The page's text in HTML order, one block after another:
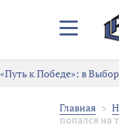
Закрыть/
меню
«Путь к Победе»: в
Главная
попался на